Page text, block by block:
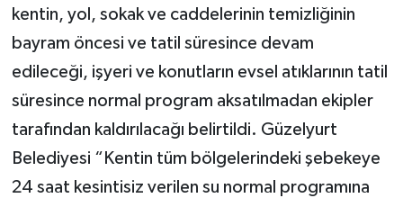
kentin, yol, sokak ve caddelerinin temizliğinin
bayram öncesi ve tatil süresince devam
edileceği, işyeri ve konutların evsel atıklarının tatil
süresince normal program aksatılmadan ekipler
tarafından kaldırılacağı belirtildi. Güzelyurt
Belediyesi “Kentin tüm bölgelerindeki şebekeye
24 saat kesintisiz verilen su normal programına